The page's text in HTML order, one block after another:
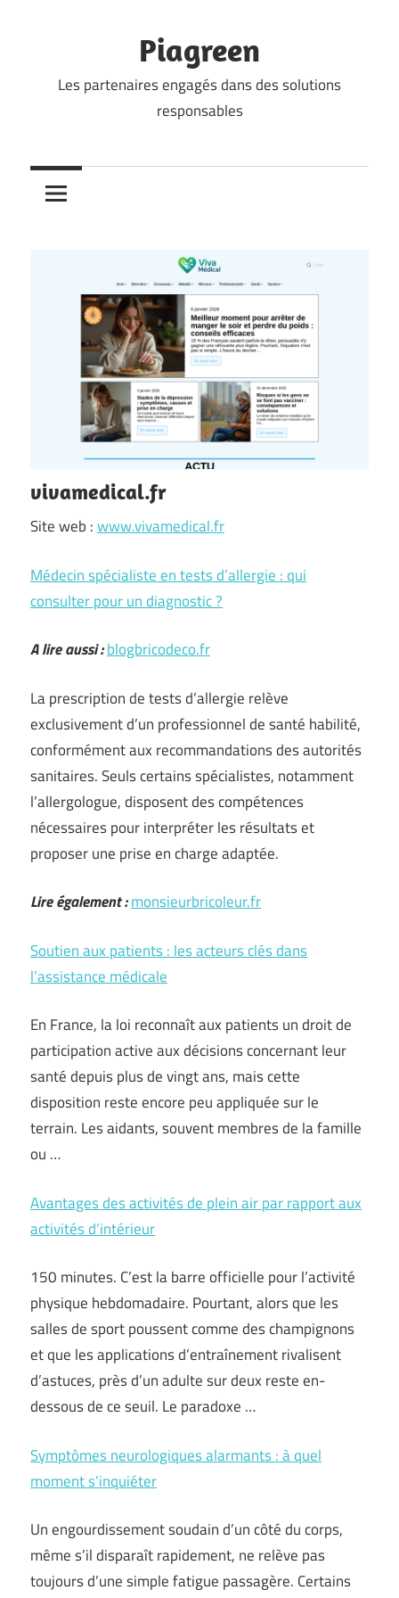
Piagreen
Les partenaires engagés dans des solutions
responsables
vivamedical.fr
Site web :www.vivamedical.fr
Médecin spécialiste en tests d’allergie : qui
consulter pour un diagnostic ?
A lire aussi :blogbricodeco.fr
La prescription de tests d’allergie relève
exclusivement d’un professionnel de santé habilité,
conformément aux recommandations des autorités
sanitaires. Seuls certains spécialistes, notamment
l’allergologue, disposent des compétences
nécessaires pour interpréter les résultats et
proposer une prise en charge adaptée.
Lire également :monsieurbricoleur.fr
Soutien aux patients : les acteurs clés dans
l’assistance médicale
En France, la loi reconnaît aux patients un droit de
participation active aux décisions concernant leur
santé depuis plus de vingt ans, mais cette
disposition reste encore peu appliquée sur le
terrain. Les aidants, souvent membres de la famille
ou …
Avantages des activités de plein air par rapport aux
activités d’intérieur
150 minutes. C’est la barre officielle pour l’activité
physique hebdomadaire. Pourtant, alors que les
salles de sport poussent comme des champignons
et que les applications d’entraînement rivalisent
d’astuces, près d’un adulte sur deux reste en-
dessous de ce seuil. Le paradoxe …
Symptômes neurologiques alarmants : à quel
moment s’inquiéter
Un engourdissement soudain d’un côté du corps,
même s’il disparaît rapidement, ne relève pas
toujours d’une simple fatigue passagère. Certains